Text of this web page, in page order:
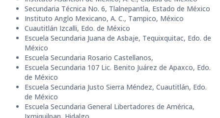
Secundaria Técnica No. 6, Tlalnepantla, Estado de México
Instituto Anglo Mexicano, A. C., Tampico, México
Cuautitlán Izcalli, Edo. de México
Escuela Secundaria Juana de Asbaje, Tequixquitac, Edo. de
México
Escuela Secundaria Rosario Castellanos,
Escuela Secundaria 107 Lic. Benito Juárez de Apaxco, Edo.
de México
Escuela Secundaria Justo Sierra Méndez, Cuautitlán, Edo.
de México
Escuela Secundaria General Libertadores de América,